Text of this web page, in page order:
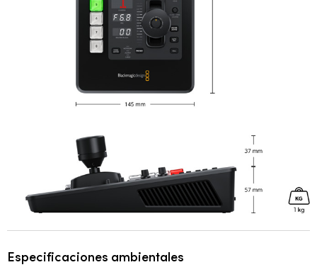
Especificaciones ambientales